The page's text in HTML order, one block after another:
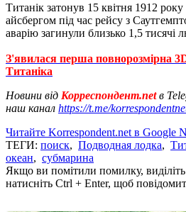
Титанік затонув 15 квітня 1912 року
айсбергом під час рейсу з
аварію загинули близько 1,5 тисячі
З'явилася перша повнорозмірна
Титаніка
Новини від Корреспондент.netв
наш канал https://t.me/
Читайте Korrespondent.net в Google
ТЕГИ: поиск, Подводная лодка,
океан, субмарина
Якщо ви помітили помилку, виділіть
натисніть Ctrl + Enter, щоб